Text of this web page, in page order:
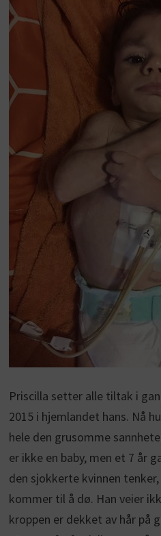
Priscilla setter alle tiltak i
2015 i hjemlandet hans. Nå
hele den grusomme
er ikke en baby, men et 7 år
den sjokkerte kvinnen
kommer til å dø. Han veier
kroppen er dekket av hår på